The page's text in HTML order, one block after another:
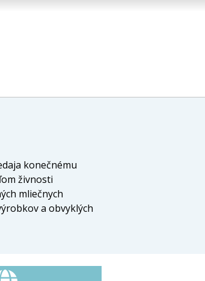
konečnému
živnosti
mliečnych
a obvyklých